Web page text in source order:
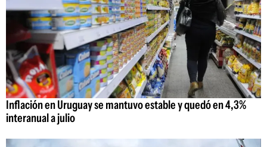
Inflación en Uruguay se mantuvo estable y quedó en 4,3%
interanual a julio